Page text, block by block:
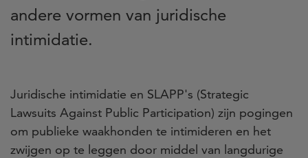
andere vormen van juridische
intimidatie.
Juridische intimidatie en SLAPP's (Strategic
Lawsuits Against Public Participation) zijn pogingen
om publieke waakhonden te intimideren en het
zwijgen op te leggen door middel van langdurige